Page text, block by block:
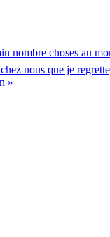
nombre choses au
nous que je
»